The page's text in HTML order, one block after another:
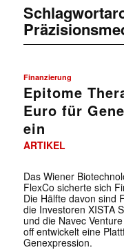
Finanzierung
Epitome
Euro für
ein
ARTIKEL
Das Wiener
FlexCo sicherte sich
Die Hälfte davon sind
die Investoren XISTA
und die Navec
off entwickelt eine
Genexpression.